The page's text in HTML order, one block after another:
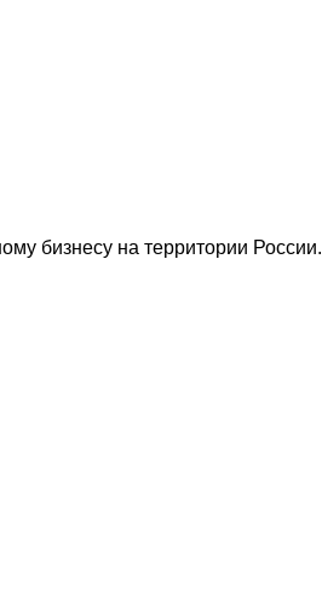
бизнесу на территории России.